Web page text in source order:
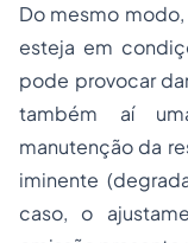
Do mesmo
esteja em
pode provocar
também aí
manutenção da
iminente
caso, o